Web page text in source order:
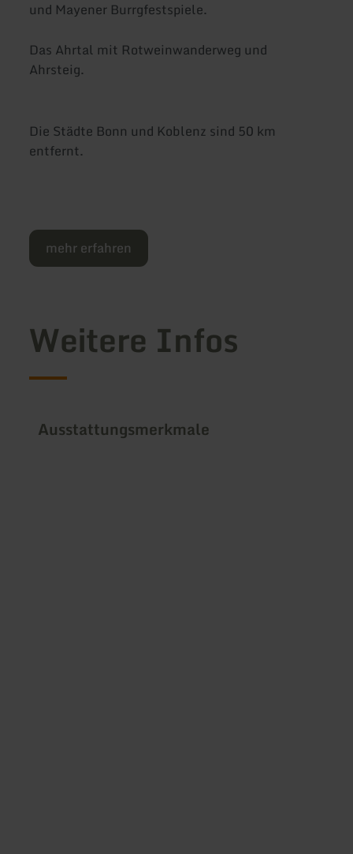
und Mayener Burrgfestspiele.
Das Ahrtal mit Rotweinwanderweg und
Ahrsteig.
Die Städte Bonn und Koblenz sind 50 km
entfernt.
mehr erfahren
Weitere Infos
Ausstattungsmerkmale